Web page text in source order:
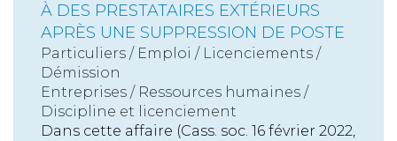
À DES PRESTATAIRES EXTÉRIEURS
APRÈS UNE SUPPRESSION DE POSTE
Particuliers / Emploi / Licenciements /
Démission
Entreprises / Ressources humaines /
Discipline et licenciement
Dans cette affaire (Cass. soc. 16 février 2022,